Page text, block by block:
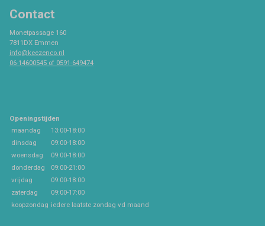
Contact
Monetpassage 160
7811DX Emmen
info@keezenco.nl
06-14600545 of 0591-649474
Openingstijden
maandag
13:00-18:00
dinsdag
09:00-18:00
woensdag
09:00-18:00
donderdag
09:00-21:00
vrijdag
09:00-18:00
zaterdag
09:00-17:00
koopzondag iedere laatste zondag vd maand